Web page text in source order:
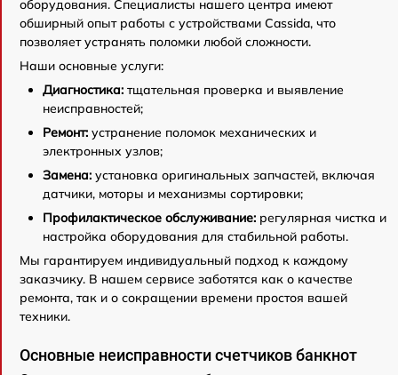
оборудования. Специалисты нашего центра имеют
обширный опыт работы с устройствами Cassida, что
позволяет устранять поломки любой сложности.
Наши основные услуги:
Диагностика: тщательная проверка и выявление
неисправностей;
Ремонт: устранение поломок механических и
электронных узлов;
Замена: установка оригинальных запчастей, включая
датчики, моторы и механизмы сортировки;
Профилактическое обслуживание: регулярная чистка и
настройка оборудования для стабильной работы.
Мы гарантируем индивидуальный подход к каждому
заказчику. В нашем сервисе заботятся как о качестве
ремонта, так и о сокращении времени простоя вашей
техники.
Основные неисправности счетчиков банкнот